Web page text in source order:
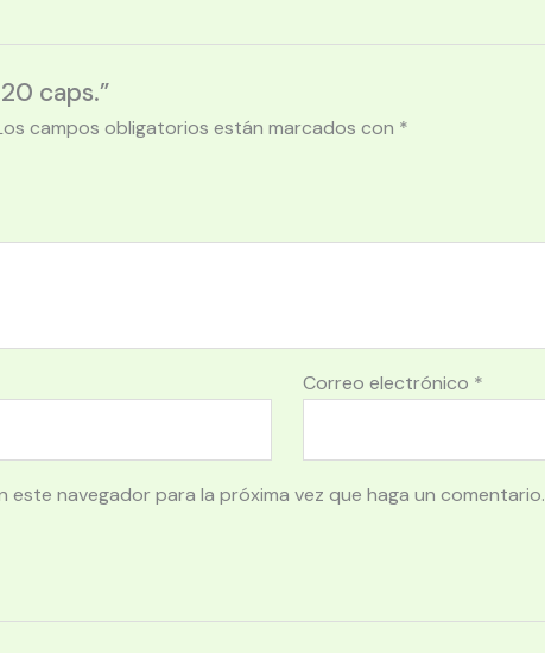
caps.”
campos obligatorios están marcados con *
Correo electrónico *
navegador para la próxima vez que haga un comentario.